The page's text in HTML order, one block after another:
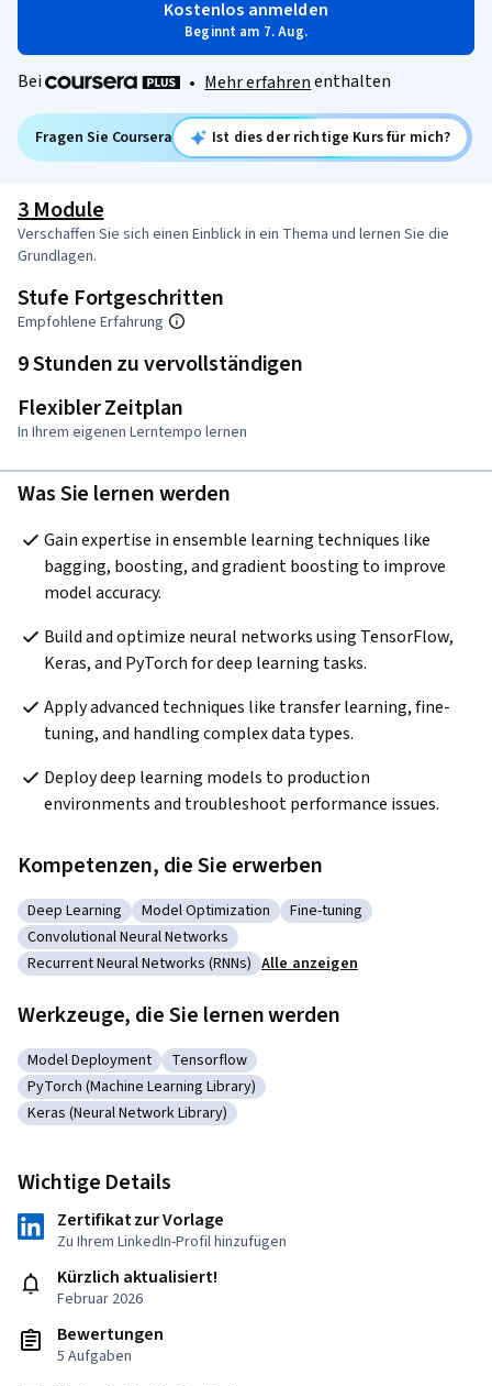
Kostenlos anmelden
Beginnt am 7. Aug.
Bei • Mehr erfahrenenthalten
Fragen Sie Coursera Ist dies der richtige Kurs für mich?
3 Module
Verschaffen Sie sich einen Einblick in ein Thema und lernen Sie die
Grundlagen.
Stufe Fortgeschritten
Empfohlene Erfahrung
9 Stunden zu vervollständigen
Flexibler Zeitplan
In Ihrem eigenen Lerntempo lernen
Was Sie lernen werden
Gain expertise in ensemble learning techniques like
bagging, boosting, and gradient boosting to improve
model accuracy.
Build and optimize neural networks using TensorFlow,
Keras, and PyTorch for deep learning tasks.
Apply advanced techniques like transfer learning, fine-
tuning, and handling complex data types.
Deploy deep learning models to production
environments and troubleshoot performance issues.
Kompetenzen, die Sie erwerben
Kategorie: Deep Learning
Deep Learning Kategorie: Model Optimization
Model Optimization Kategorie: Fine-tuning
Fine-tuning
Kategorie: Convolutional Neural Networks
Convolutional Neural Networks
Kategorie: Recurrent Neural Networks (RNNs)
Recurrent Neural Networks (RNNs) Alle anzeigen
Werkzeuge, die Sie lernen werden
Kategorie: Model Deployment
Model Deployment Kategorie: Tensorflow
Tensorflow
Kategorie: PyTorch (Machine Learning Library)
PyTorch (Machine Learning Library)
Kategorie: Keras (Neural Network Library)
Keras (Neural Network Library)
Wichtige Details
Zertifikat zur Vorlage
Zu Ihrem LinkedIn-Profil hinzufügen
Kürzlich aktualisiert!
Februar 2026
Bewertungen
5 Aufgaben